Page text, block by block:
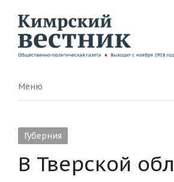
Menu
Меню
Губерния
В Тверской